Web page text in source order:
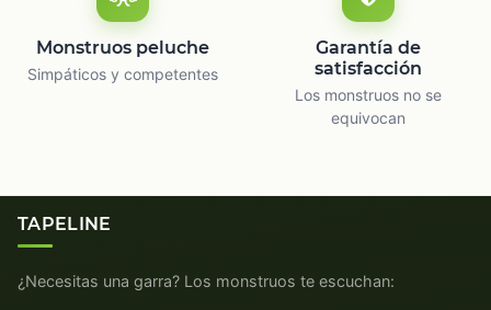
Monstruos peluche
Simpáticos y competentes
Garantía de
satisfacción
Los monstruos no se
equivocan
TAPELINE
¿Necesitas una garra? Los monstruos te escuchan: